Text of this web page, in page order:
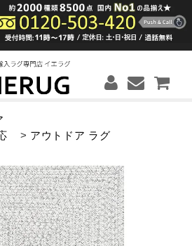
> アウトドア ラグ